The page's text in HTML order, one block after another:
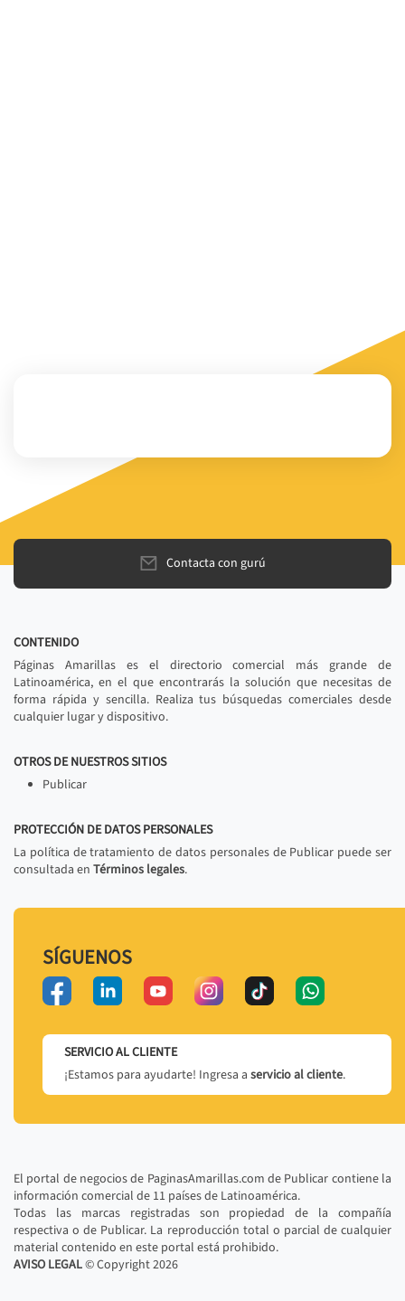
Contacta con gurú
CONTENIDO
Páginas Amarillas es el directorio comercial más grande de
Latinoamérica, en el que encontrarás la solución que necesitas de
forma rápida y sencilla. Realiza tus búsquedas comerciales desde
cualquier lugar y dispositivo.
OTROS DE NUESTROS SITIOS
Publicar
PROTECCIÓN DE DATOS PERSONALES
La política de tratamiento de datos personales de Publicar puede ser
consultada en Términos legales.
SÍGUENOS
SERVICIO AL CLIENTE
¡Estamos para ayudarte! Ingresa a servicio al cliente.
El portal de negocios de PaginasAmarillas.com de Publicar contiene la
información comercial de 11 países de Latinoamérica.
Todas las marcas registradas son propiedad de la compañía
respectiva o de Publicar. La reproducción total o parcial de cualquier
material contenido en este portal está prohibido.
AVISO LEGAL© Copyright2026